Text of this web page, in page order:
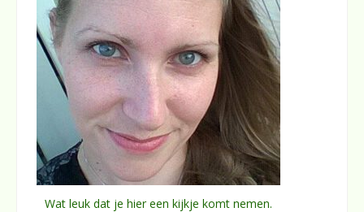
Wat leuk dat je hier een kijkje komt nemen.